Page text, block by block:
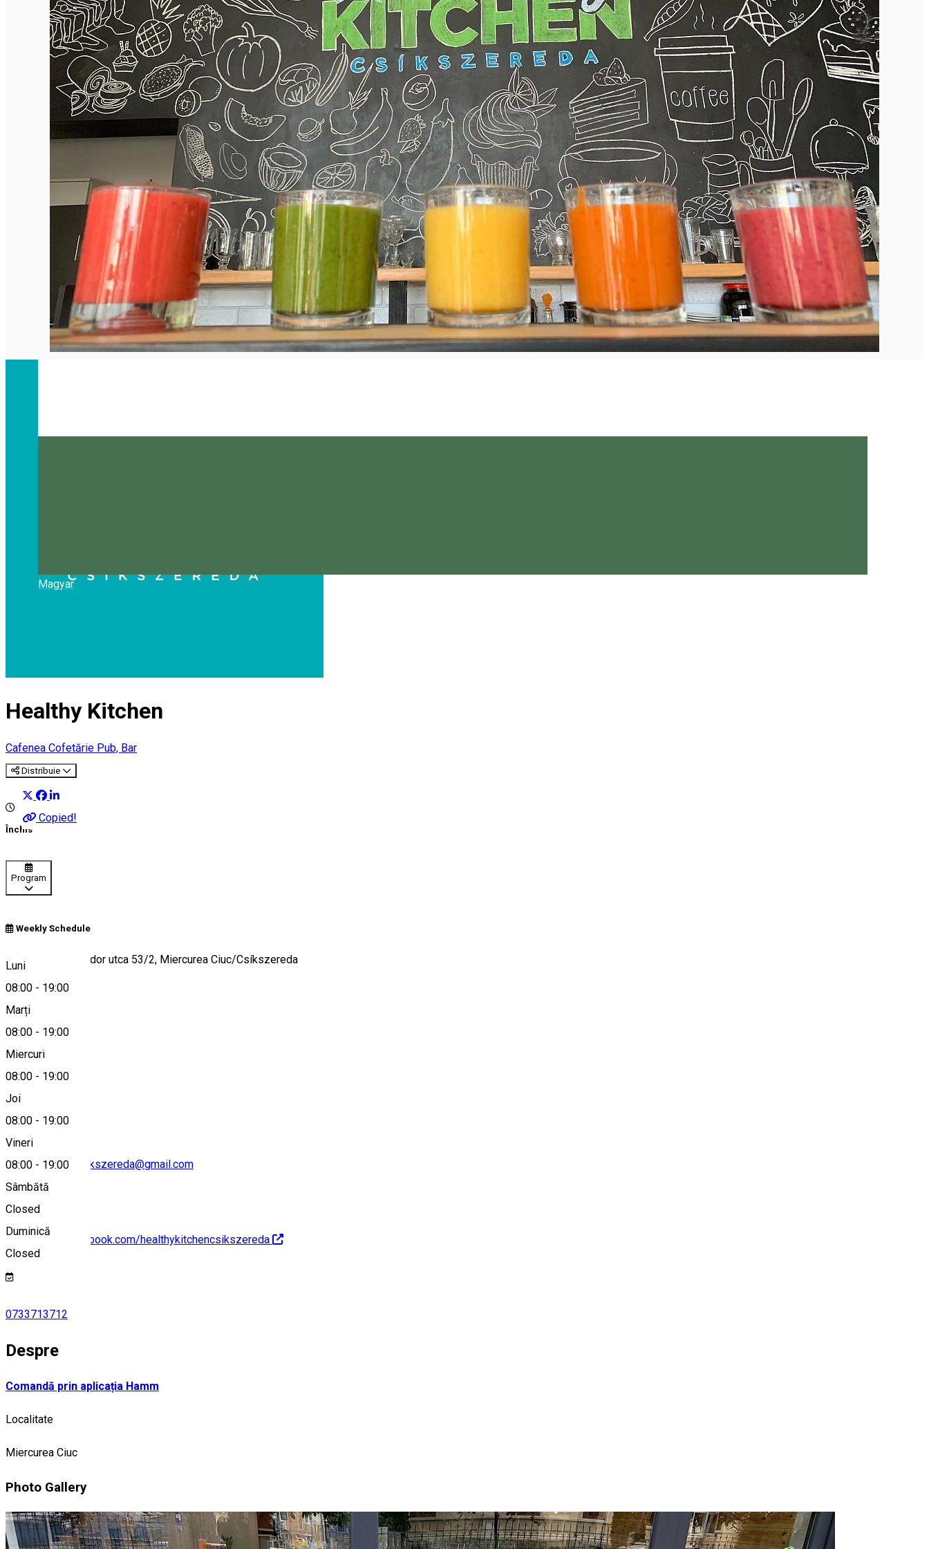
Magyar
Închirieri de biciclete
Healthy Kitchen
Cafenea Cofetărie Pub, Bar
Distribuie
Copied!
Închis
Program
Weekly Schedule
Luni
08:00 - 19:00
Marți
08:00 - 19:00
Miercuri
08:00 - 19:00
Joi
08:00 - 19:00
Vineri
08:00 - 19:00
Sâmbătă
Closed
Duminică
Closed
Strada Petőfi Sándor utca 53/2, Miercurea Ciuc/Csíkszereda
Hartă
healthykitchencsikszereda@gmail.com
https://www.facebook.com/healthykitchencsikszereda
0733713712
Despre
Comandă prin aplicația Hamm
Localitate
Miercurea Ciuc
Photo Gallery